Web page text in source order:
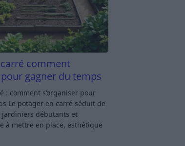
comment
pour gagner du temps
: comment s’organiser pour
Le potager en carré séduit de
jardiniers débutants et
à mettre en place, esthétique